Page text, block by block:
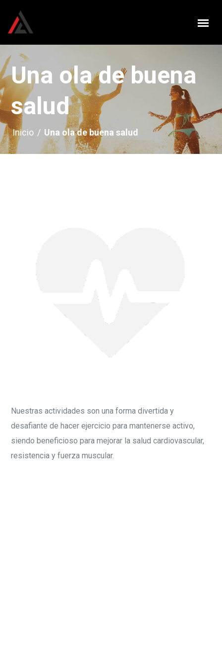
Una ola de buena
salud
Inicio / Una ola de buena salud
Nuestras actividades son una forma divertida y
desafiante de hacer ejercicio para mantenerse activo,
siendo beneficioso para mejorar la salud cardiovascular,
resistencia y fuerza muscular.